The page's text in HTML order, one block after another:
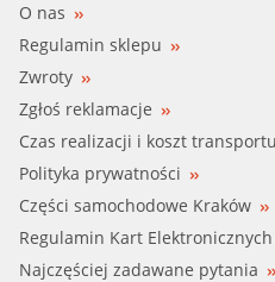
MERCEDES-BENZ
MINI
MITSUBISHI
NISSAN
OPEL
VAG (B 000 750 M3)
VAG (B00 075 0M3)
VAG (BCN 000 700 Z3)
VOLVO (9 437 430)
VOLVO (9 437 431)
O nas
Regulamin sklepu
Zwroty
Zgłoś reklamacje
Czas realizacji i koszt transportu
Polityka prywatności
Części samochodowe Kraków
Regulamin Kart Elektronicznych
Najczęściej zadawane pytania